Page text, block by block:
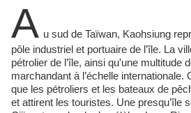
A u sud de Taïwan, Kaohsiung
pôle industriel et portuaire de l’île. La
pétrolier de l’île, ainsi qu'une multitude
marchandant à l’échelle internationale.
que les pétroliers et les bateaux de
et attirent les touristes. Une presqu’île